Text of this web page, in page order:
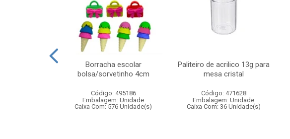
Borracha escolar
bolsa/sorvetinho 4cm
Código: 495186
Embalagem: Unidade
Caixa Com: 576 Unidade(s)
Paliteiro de acrilico 13g para
mesa cristal
Código: 471628
Embalagem: Unidade
Caixa Com: 36 Unidade(s)